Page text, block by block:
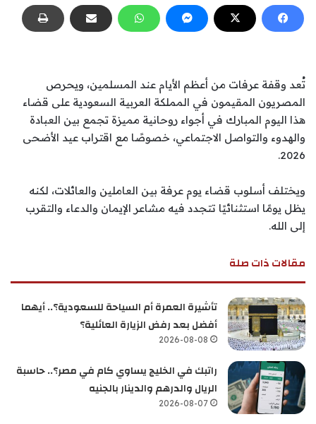
تُعد وقفة عرفات من أعظم الأيام عند المسلمين، ويحرص
المصريون المقيمون في المملكة العربية السعودية على قضاء
هذا اليوم المبارك في أجواء روحانية مميزة تجمع بين العبادة
والهدوء والتواصل الاجتماعي، خصوصًا مع اقتراب عيد الأضحى
2026.
ويختلف أسلوب قضاء يوم عرفة بين العاملين والعائلات، لكنه
يظل يومًا استثنائيًا تتجدد فيه مشاعر الإيمان والدعاء والتقرب
إلى الله.
مقالات ذات صلة
تأشيرة العمرة أم السياحة للسعودية؟.. أيهما
أفضل بعد رفض الزيارة العائلية؟
2026-08-08
راتبك في الخليج يساوي كام في مصر؟.. حاسبة
الريال والدرهم والدينار بالجنيه
2026-08-07